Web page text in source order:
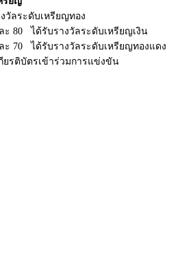
วัลระดับเหรียญทอง
ะ 80 ได้รับรางวัลระดับเหรียญเงิน
ะ 70 ได้รับรางวัลระดับเหรียญทองแดง
ยรติบัตรเข้าร่วมการแข่งขัน